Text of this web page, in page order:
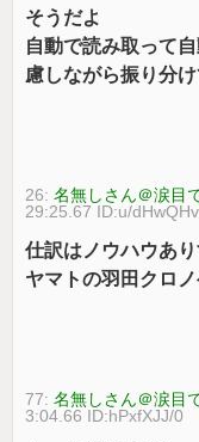
そうだよ
自動で読み取って
慮しながら振り分
26:名無しさん＠涙目
29:25.67 ID:u/
仕訳はノウハウあ
ヤマトの羽田クロ
77:名無しさん＠涙目
3:04.66 ID:hPxfXJJ/0